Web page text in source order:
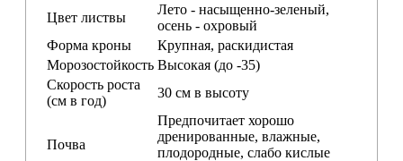
Цвет листвы
Лето - насыщенно-зеленый,
осень - охровый
Форма кроны
Крупная, раскидистая
Морозостойкость Высокая (до -35)
Скорость роста
(см в год)
30 см в высоту
Почва
Предпочитает хорошо
дренированные, влажные,
плодородные, слабо кислые